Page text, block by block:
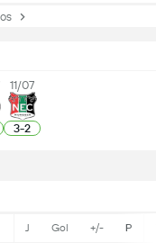
11/07
3-2
J Gol +/- P